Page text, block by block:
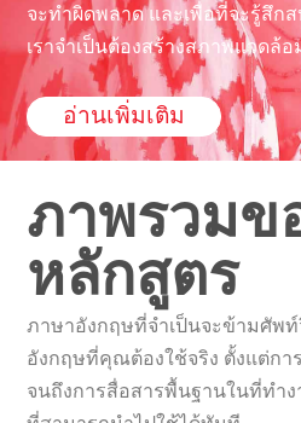
จะทำผิดพลาด และเพื่อที่จะรู้สึก
เราจำเป็นต้องสร้างสภาพแวดล้
อ่านเพิ่มเติม
ภาพรวมข
หลักสูตร
ภาษาอังกฤษที่จำเป็นจะข้ามศัพ
อังกฤษที่คุณต้องใช้จริง ตั้งแต่กา
จนถึงการสื่อสารพื้นฐานในที่ทำ